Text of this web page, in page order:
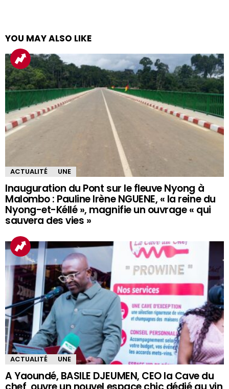
YOU MAY ALSO LIKE
ACTUALITÉ UNE
Inauguration du Pont sur le fleuve Nyong à
Malombo : Pauline Irène NGUENE, « la reine du
Nyong-et-Kéllé », magnifie un ouvrage « qui
sauvera des vies »
ACTUALITÉ UNE
A Yaoundé, BASILE DJEUMEN, CEO la Cave du